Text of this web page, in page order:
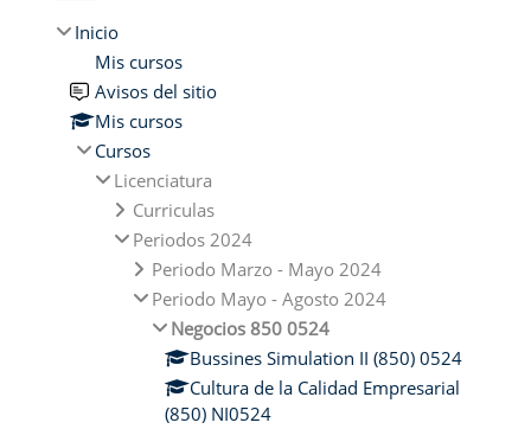
Inicio
Mis cursos
Avisos del sitio
Mis cursos
Cursos
Licenciatura
Curriculas
Periodos 2024
Periodo Marzo - Mayo 2024
Periodo Mayo - Agosto 2024
Negocios 850 0524
Bussines Simulation II (850) 0524
Cultura de la Calidad Empresarial
(850) NI0524